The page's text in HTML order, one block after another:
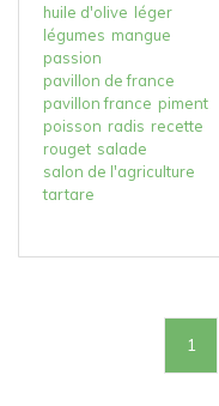
huile d'olive léger
légumes mangue
passion
pavillon de france
pavillon france piment
poisson radis recette
rouget salade
salon de l'agriculture
tartare
1